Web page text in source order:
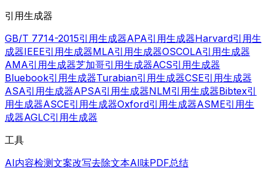
引用生成器
GB/T 7714-2015引用生成器APA引用生成器Harvard引用生
成器IEEE引用生成器MLA引用生成器OSCOLA引用生成器
AMA引用生成器芝加哥引用生成器ACS引用生成器
Bluebook引用生成器Turabian引用生成器CSE引用生成器
ASA引用生成器APSA引用生成器NLM引用生成器Bibtex引
用生成器ASCE引用生成器Oxford引用生成器ASME引用生
成器AGLC引用生成器
工具
AI内容检测文案改写去除文本AI味PDF总结